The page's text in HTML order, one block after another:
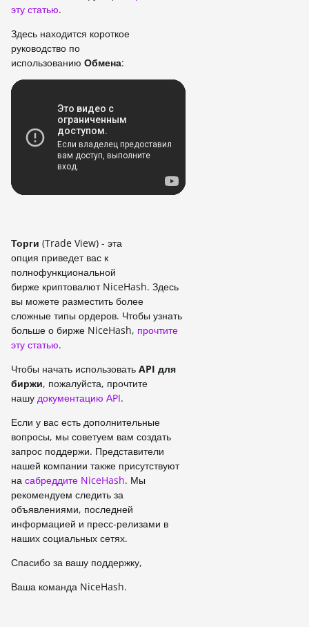
эту статью.
Здесь находится короткое
руководство по
использованию Обмена:
Торги (Trade View) - эта
опция приведет вас к
полнофункциональной
бирже криптовалют NiceHash. Здесь
вы можете разместить более
сложные типы ордеров. Чтобы узнать
больше о бирже NiceHash, прочтите
эту статью.
Чтобы начать использовать API для
биржи, пожалуйста, прочтите
нашу документацию АPI.
Если у вас есть дополнительные
вопросы, мы советуем вам создать
запрос поддержи. Представители
нашей компании также присутствуют
на сабреддите NiceHash. Мы
рекомендуем следить за
объявлениями, последней
информацией и пресс-релизами в
наших социальных сетях.
Спасибо за вашу поддержку,
Ваша команда NiceHash.